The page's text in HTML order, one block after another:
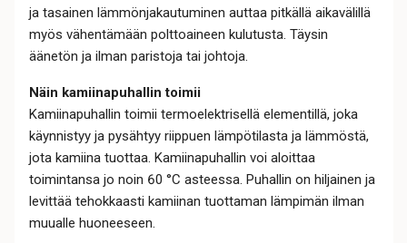
ja tasainen lämmönjakautuminen auttaa pitkällä aikavälillä
myös vähentämään polttoaineen kulutusta. Täysin
äänetön ja ilman paristoja tai johtoja.
Näin kamiinapuhallin toimii
Kamiinapuhallin toimii termoelektrisellä elementillä, joka
käynnistyy ja pysähtyy riippuen lämpötilasta ja lämmöstä,
jota kamiina tuottaa. Kamiinapuhallin voi aloittaa
toimintansa jo noin 60 °C asteessa. Puhallin on hiljainen ja
levittää tehokkaasti kamiinan tuottaman lämpimän ilman
muualle huoneeseen.